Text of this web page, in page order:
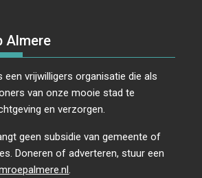
Almere
een vrijwilligers organisatie die als
van onze mooie stad te
en verzorgen.
geen subsidie van gemeente of
Doneren of adverteren, stuur een
.